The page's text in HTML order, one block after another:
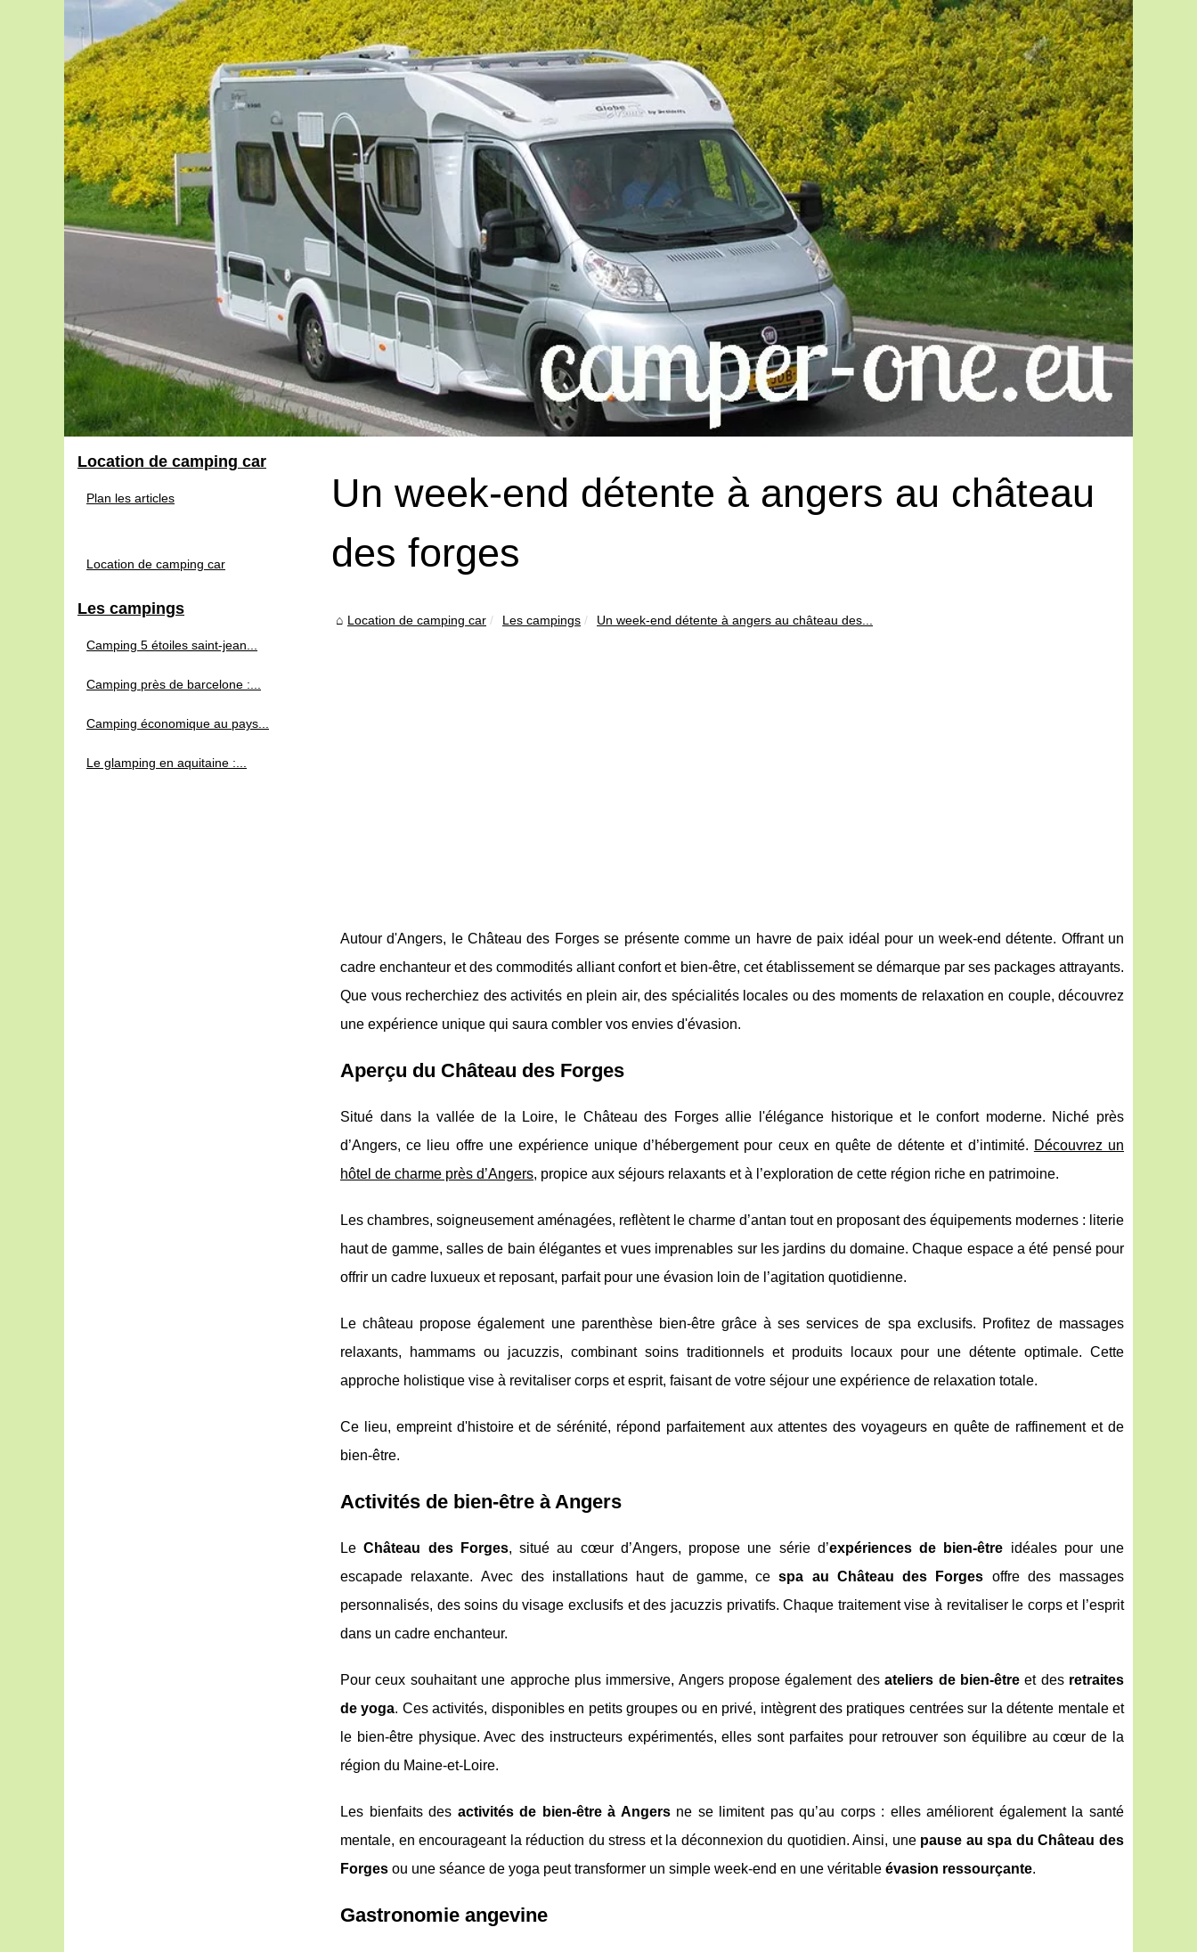
Un week-end détente à angers au château
des forges
Location de camping car Les campings Un week-end détente à angers au château des...
Autour d'Angers, le Château des Forges se présente comme un havre de paix idéal pour un week-end détente. Offrant un
cadre enchanteur et des commodités alliant confort et bien-être, cet établissement se démarque par ses packages attrayants.
Que vous recherchiez des activités en plein air, des spécialités locales ou des moments de relaxation en couple, découvrez
une expérience unique qui saura combler vos envies d'évasion.
Aperçu du Château des Forges
Situé dans la vallée de la Loire, le Château des Forges allie l'élégance historique et le confort moderne. Niché près
d’Angers, ce lieu offre une expérience unique d’hébergement pour ceux en quêtede détente et d’intimité. Découvrez un
hôtel de charme près d’Angers, propice aux séjours relaxants et à l’exploration de cette région riche en patrimoine.
Les chambres, soigneusement aménagées, reflètent le charme d’antan tout en proposant des équipements modernes : literie
haut de gamme, salles de bain élégantes et vues imprenables sur les jardins du domaine. Chaque espace a été pensé pour
offrir un cadre luxueux et reposant, parfait pour une évasion loin de l’agitation quotidienne.
Le château propose également une parenthèse bien-être grâce à ses services de spa exclusifs. Profitez de massages
relaxants, hammams ou jacuzzis, combinant soins traditionnels et produits locaux pour une détente optimale. Cette
approche holistique vise à revitaliser corps et esprit, faisant de votre séjour une expérience de relaxation totale.
Ce lieu, empreint d'histoire et de sérénité, répond parfaitement aux attentes des voyageurs en quête de raffinement et de
bien-être.
Activités de bien-être à Angers
LeChâteau des Forges, situé au cœur d’Angers, propose une série d’expériences de bien-être idéales pour une
escapade relaxante. Avec des installations haut de gamme, cespa au Château des Forges offre des massages
personnalisés, des soins du visage exclusifs et des jacuzzis privatifs. Chaque traitement vise à revitaliser le corps et l’esprit
dans un cadre enchanteur.
Pour ceux souhaitant une approche plus immersive, Angers propose également desateliers de bien-êtreet des retraites
de yoga. Ces activités, disponibles en petits groupes ou en privé, intègrent des pratiques centrées sur la détente mentale et
le bien-être physique. Avec des instructeurs expérimentés, elles sont parfaites pour retrouver son équilibre au cœur de la
région du Maine-et-Loire.
Les bienfaits des activités de bien-être à Angersne se limitent pas qu’au corps : elles améliorent également la santé
mentale, en encourageant la réduction du stress et la déconnexion du quotidien. Ainsi, une pause au spa du Château des
Forges ou une séance de yoga peut transformer un simple week-end en une véritable évasion ressourçante.
Gastronomie angevine
Location de camping car
Plan les articles
Location de camping car
Les campings
Camping 5 étoiles saint-jean...
Camping près de barcelone :...
Camping économique au pays...
Le glamping en aquitaine :...